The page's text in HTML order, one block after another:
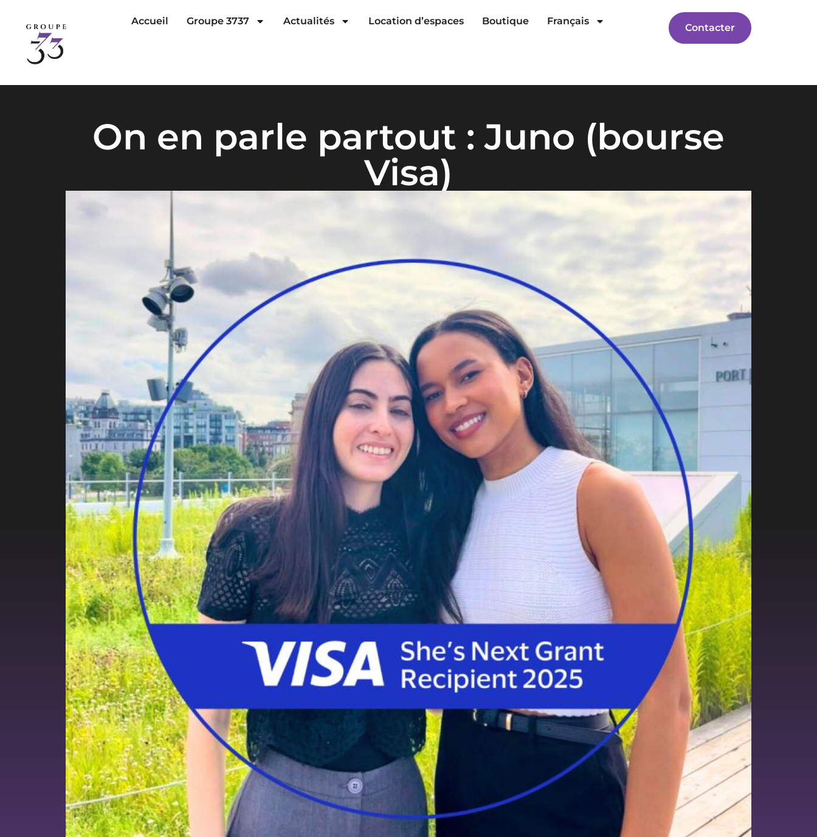
Accueil Groupe 3737 Actualités Location d’espaces Boutique Français
Contacter
On en parle partout : Juno (bourse
Visa)